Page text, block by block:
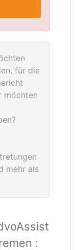
für die
möchten
mehr als
: